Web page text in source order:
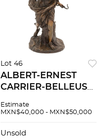
Lot 46
ALBERT-ERNEST
CARRIER-BELLEUSE
DIANA CAZADORA
Firmada en base "A.
Estimate
MXN$40,000 - MXN$50,000
Unsold